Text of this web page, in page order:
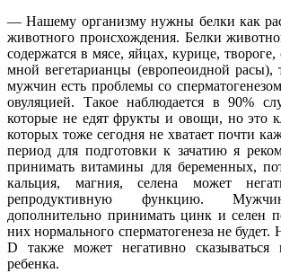
— Нашему организму нужны белки как
животного происхождения. Белки
содержатся в мясе, яйцах, курице,
мной вегетарианцы (европеоидной расы),
мужчин есть проблемы со
овуляцией. Такое наблюдается в 90%
которые не едят фрукты и овощи, но это
которых тоже сегодня не хватает почти
период для подготовки к зачатию я
принимать витамины для беременных,
кальция, магния, селена может
репродуктивную функцию.
дополнительно принимать цинк и селен
них нормального сперматогенеза не будет.
D также может негативно сказываться
ребенка.